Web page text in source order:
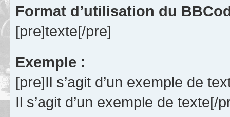
Format d’utilisation du
[pre]texte[/pre]
Exemple :
[pre]Il s’agit d’un exemple de
Il s’agit d’un exemple de texte[/